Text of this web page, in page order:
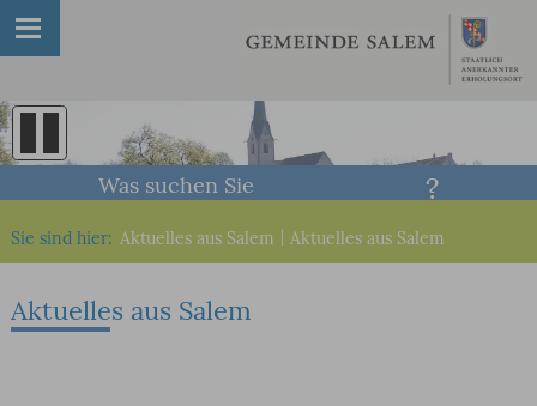
Sie sind hier: Aktuelles aus Salem Aktuelles aus Salem
Was suchen Sie
Aktuelles aus Salem